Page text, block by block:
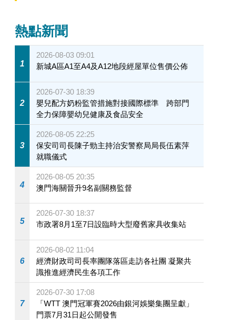
熱點新聞
1
2026-08-03 09:01
新城A區A1至A4及A12地段經屋單位售價公佈
2
2026-07-30 18:39
嬰兒配方奶粉監管措施對接國際標準 跨部門
全力保障嬰幼兒健康及食品安全
3
2026-08-05 22:25
保安司司長陳子勁主持治安警察局局長伍素萍
就職儀式
4
2026-08-05 20:35
澳門海關晉升9名副關務監督
5
2026-07-30 18:37
市政署8月1至7日設臨時大型廢舊家具收集站
6
2026-08-02 11:04
經濟財政司司長率團隊落區走訪各社團 凝聚共
識推進經濟民生各項工作
7
2026-07-30 17:08
「WTT 澳門冠軍賽2026由銀河娛樂集團呈獻」
門票7月31日起公開發售